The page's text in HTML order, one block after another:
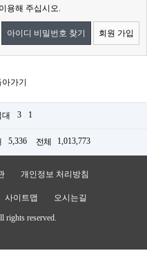
용해 주십시오.
아이디 비밀번호 찾기 회원 가입
가기
대 3 1
5,336 전체 1,013,773
개인정보 처리방침
사이트맵 오시는길
rights reserved.